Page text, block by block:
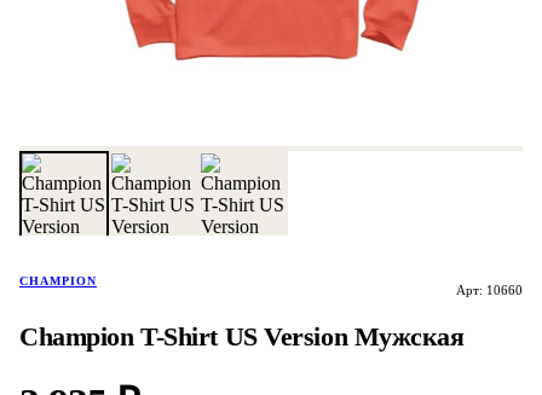
CHAMPION
Арт: 10660
Champion T-Shirt US Version Мужская